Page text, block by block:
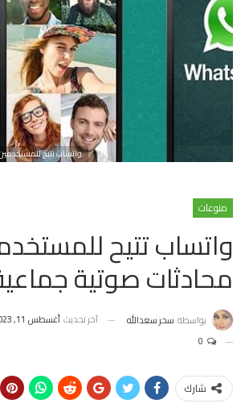
واتساب تتيح
منوعات
واتساب تتيح
محادثات صوتية
بواسطة سحر سعدالله آخر تحديث أغسطس 11, 2023
شارك